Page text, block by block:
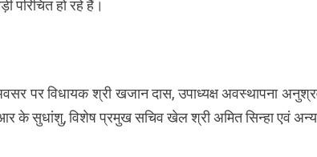
परिचित हो रहे हैं।
पर विधायक श्री खजान दास, उपाध्यक्ष अवस्थापना
के सुधांशु, विशेष प्रमुख सचिव खेल श्री अमित सिन्हा एवं